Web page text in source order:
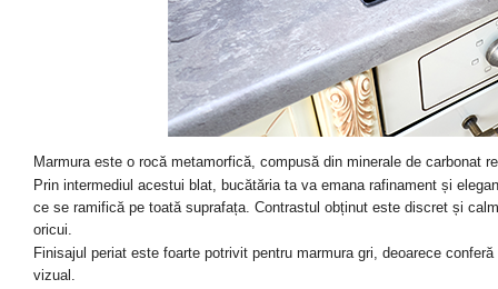
Marmura este o rocă metamorfică, compusă din minerale de carbonat
Prin intermediul acestui blat, bucătăria ta va emana rafinament și
ce se ramifică pe toată suprafața. Contrastul obținut este discret și
oricui.
Finisajul periat este foarte potrivit pentru marmura gri, deoarece
vizual.